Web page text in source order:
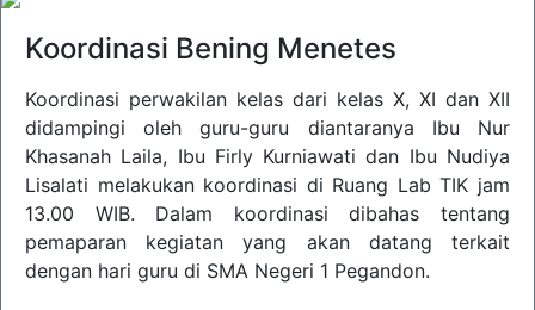
Koordinasi Bening Menetes
Koordinasi perwakilan kelas dari kelas X, XI dan XII
didampingi oleh guru-guru diantaranya Ibu Nur
Khasanah Laila, Ibu Firly Kurniawati dan Ibu Nudiya
Lisalati melakukan koordinasi di Ruang Lab TIK jam
13.00 WIB. Dalam koordinasi dibahas tentang
pemaparan kegiatan yang akan datang terkait
dengan hari guru di SMA Negeri 1 Pegandon.